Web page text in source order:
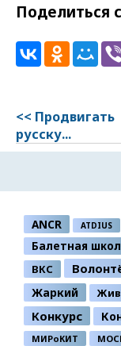
Поделиться
<< Продвигать
русску...
ANCR ATDIUS
Балетная
ВКС
Жаркий
Конкурс
МИРоКИТ